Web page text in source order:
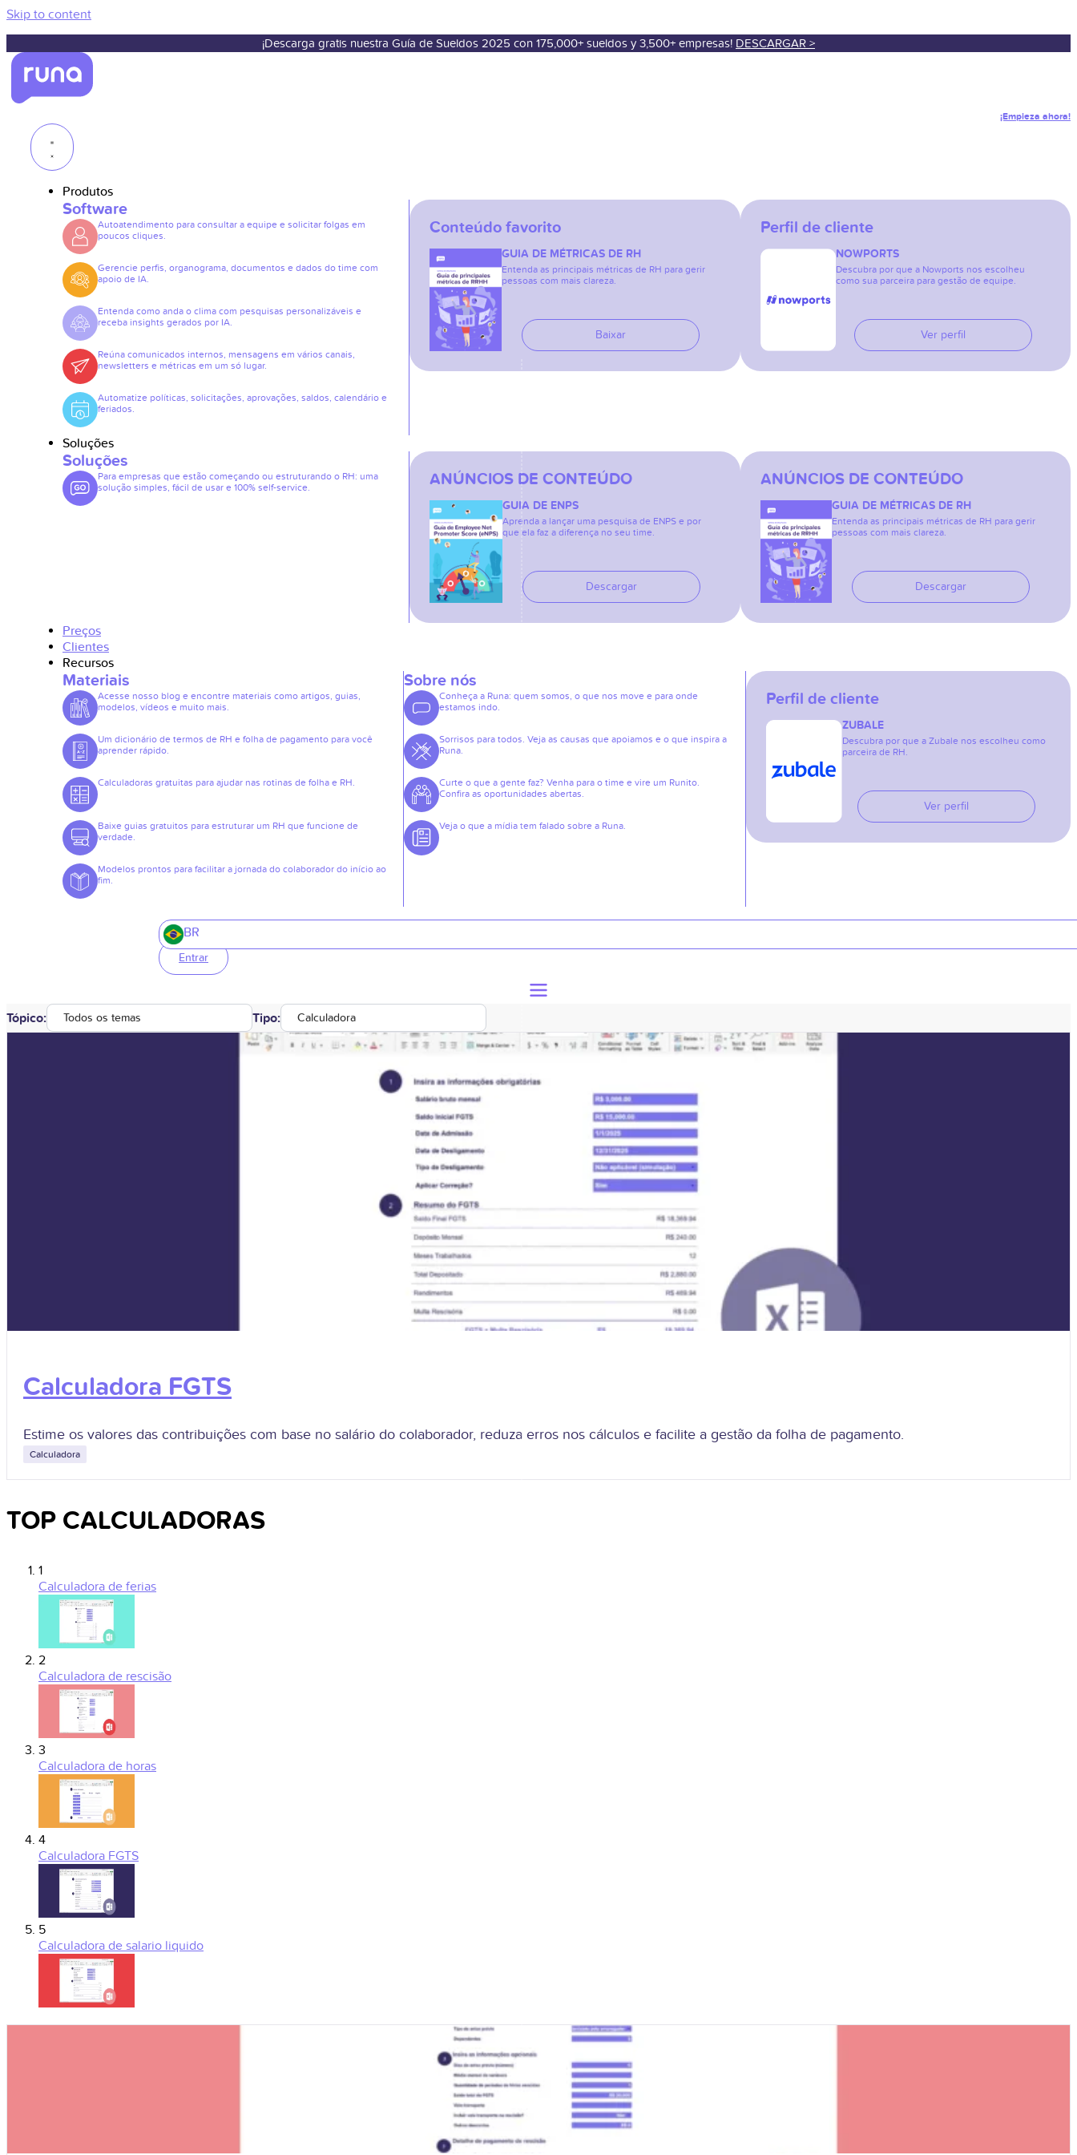
Skip to content
¡Descarga gratis nuestra Guía de Sueldos 2025 con 175,000+ sueldos y 3,500+ empresas! DESCARGAR >
¡Empieza ahora!
Produtos
Software
Autoatendimento para consultar a equipe e solicitar folgas em
poucos cliques.
Gerencie perfis, organograma, documentos e dados do time com
apoio de IA.
Entenda como anda o clima com pesquisas personalizáveis e
receba insights gerados por IA.
Reúna comunicados internos, mensagens em vários canais,
newsletters e métricas em um só lugar.
Automatize políticas, solicitações, aprovações, saldos, calendário e
feriados.
Conteúdo favorito
GUIA DE MÉTRICAS DE RH
Entenda as principais métricas de RH para gerir
pessoas com mais clareza.
Baixar
Perfil de cliente
NOWPORTS
Descubra por que a Nowports nos escolheu
como sua parceira para gestão de equipe.
Ver perfil
Soluções
Soluções
Para empresas que estão começando ou estruturando o RH: uma
solução simples, fácil de usar e 100% self-service.
ANÚNCIOS DE CONTEÚDO
GUIA DE ENPS
Aprenda a lançar uma pesquisa de ENPS e por
que ela faz a diferença no seu time.
Descargar
ANÚNCIOS DE CONTEÚDO
GUIA DE MÉTRICAS DE RH
Entenda as principais métricas de RH para gerir
pessoas com mais clareza.
Descargar
Preços
Clientes
Recursos
Materiais
Acesse nosso blog e encontre materiais como artigos, guias,
modelos, vídeos e muito mais.
Um dicionário de termos de RH e folha de pagamento para você
aprender rápido.
Calculadoras gratuitas para ajudar nas rotinas de folha e RH.
Baixe guias gratuitos para estruturar um RH que funcione de
verdade.
Modelos prontos para facilitar a jornada do colaborador do início ao
fim.
Sobre nós
Conheça a Runa: quem somos, o que nos move e para onde
estamos indo.
Sorrisos para todos. Veja as causas que apoiamos e o que inspira a
Runa.
Curte o que a gente faz? Venha para o time e vire um Runito.
Confira as oportunidades abertas.
Veja o que a mídia tem falado sobre a Runa.
Perfil de cliente
ZUBALE
Descubra por que a Zubale nos escolheu como
parceira de RH.
Ver perfil
BR
Entrar
Tópico: Todos os temas Tipo: Calculadora
Calculadora FGTS
Estime os valores das contribuições com base no salário do colaborador, reduza erros nos cálculos e facilite a gestão da folha de pagamento.
Calculadora
TOP CALCULADORAS
1
Calculadora de ferias
2
Calculadora de rescisão
3
Calculadora de horas
4
Calculadora FGTS
5
Calculadora de salario liquido